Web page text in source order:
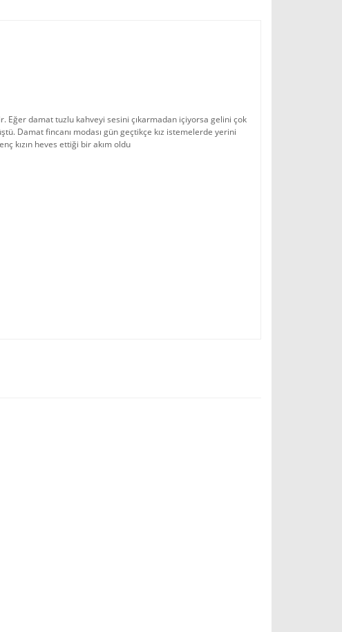
Eğer damat tuzlu kahveyi sesini çıkarmadan içiyorsa gelini çok
Damat fincanı modası gün geçtikçe kız istemelerde yerini
kızın heves ettiği bir akım oldu